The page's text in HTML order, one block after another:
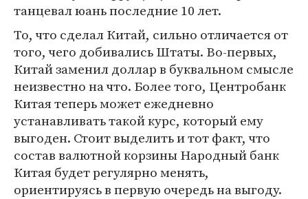
танцевал юань последние 10 лет.
То, что сделал Китай, сильно отличается от
того, чего добивались Штаты. Во-первых,
Китай заменил доллар в буквальном смысле
неизвестно на что. Более того, Центробанк
Китая теперь может ежедневно
устанавливать такой курс, который ему
выгоден. Стоит выделить и тот факт, что
состав валютной корзины Народный банк
Китая будет регулярно менять,
ориентируясь в первую очередь на выгоду.